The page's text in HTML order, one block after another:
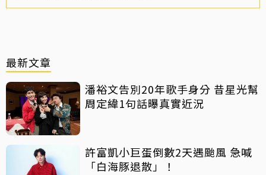
最新文章
潘裕文告別20年歌手身分 昔星光幫
周定緯1句話曝真實近況
許富凱小巨蛋倒數2天遇颱風 急喊
「白海豚退散」！